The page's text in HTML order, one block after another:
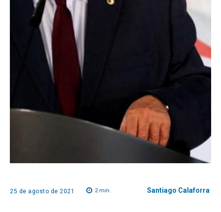
25 de agosto de 2021 2min. Santiago Calaforra